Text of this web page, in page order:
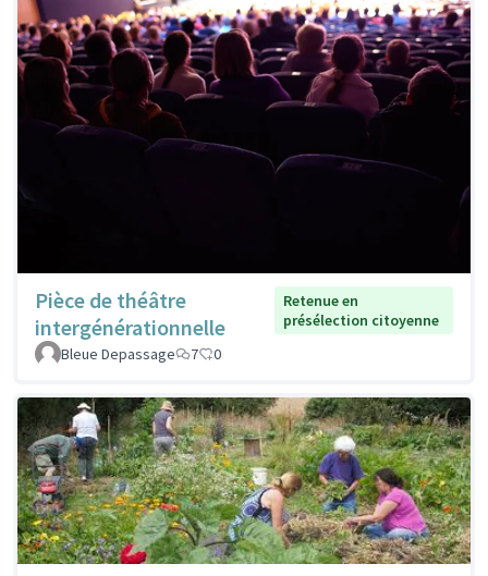
Pièce de théâtre
intergénérationnelle
Retenue en
présélection citoyenne
Bleue Depassage
7 0